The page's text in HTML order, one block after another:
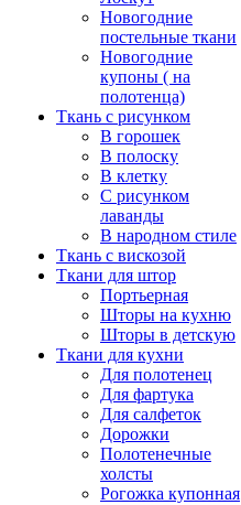
Новогодние
постельные ткани
Новогодние
купоны ( на
полотенца)
Ткань с рисунком
В горошек
В полоску
В клетку
С рисунком
лаванды
В народном стиле
Ткань с вискозой
Ткани для штор
Портьерная
Шторы на кухню
Шторы в детскую
Ткани для кухни
Для полотенец
Для фартука
Для салфеток
Дорожки
Полотенечные
холсты
Рогожка купонная